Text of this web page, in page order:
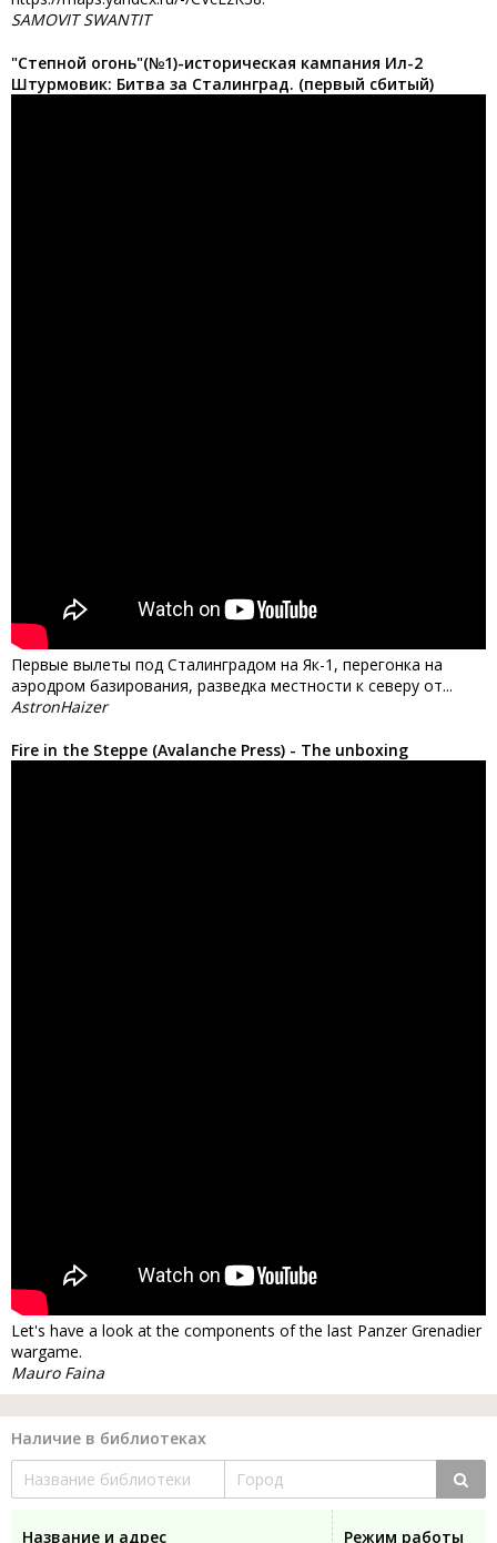
SAMOVIT SWANTIT
"Степной огонь"(№1)-историческая кампания Ил-2
Штурмовик: Битва за Сталинград. (первый сбитый)
Первые вылеты под Сталинградом на Як-1, перегонка на
аэродром базирования, разведка местности к северу от...
AstronHaizer
Fire in the Steppe (Avalanche Press) - The unboxing
Let's have a look at the components of the last Panzer Grenadier
wargame.
Mauro Faina
Наличие в библиотеках
Название и адрес
Режим работы